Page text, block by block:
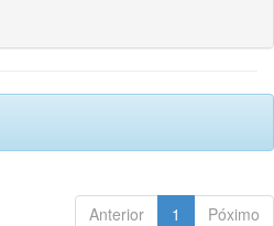
Anterior 1 Póximo